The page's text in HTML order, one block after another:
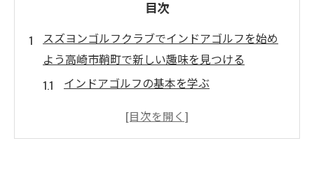
目次
スズヨンゴルフクラブでインドアゴルフを始め
よう高崎市鞘町で新しい趣味を見つける
インドアゴルフの基本を学ぶ
初めてのインドアゴルフ体験談